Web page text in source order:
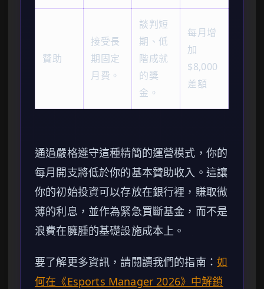
贊助
接受長
期固定
月費。
談判短
期、低
階成就
的獎
金。
每月增
加
$8,000
差額
通過嚴格遵守這種精簡的運營模式，你的
每月開支將低於你的基本贊助收入。這讓
你的初始投資可以存放在銀行裡，賺取微
薄的利息，並作為緊急買斷基金，而不是
浪費在臃腫的基礎設施成本上。
要了解更多資訊，請閱讀我們的指南： 如
何在《Esports Manager 2026》中解鎖